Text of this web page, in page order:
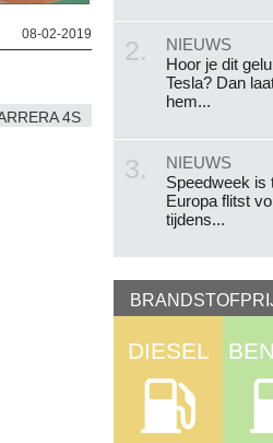
08-02-2019
4S
2.
NIEUWS
Hoor je dit
Tesla? Dan
hem...
3.
NIEUWS
Speedweek is
Europa flitst
tijdens...
DIESEL